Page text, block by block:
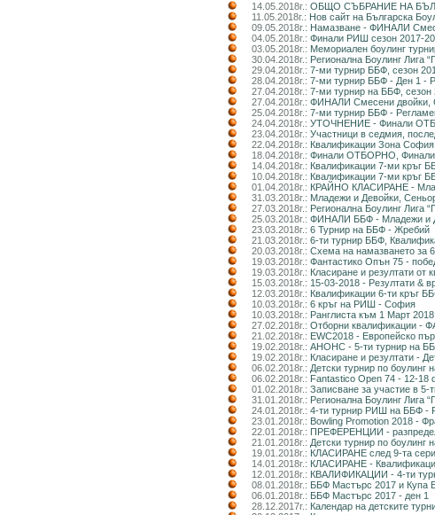
14.05.2018г.: ОБЩО СЪБРАНИЕ НА
11.05.2018г.: Нов сайт на Българска
09.05.2018г.: Намазване - ФИНАЛИ
04.05.2018г.: Финали РИШ сезон 2017-
03.05.2018г.: Мемориален боулинг
30.04.2018г.: Регионална Боулинг Лига
29.04.2018г.: 7-ми турнир ББФ, сезон
28.04.2018г.: 7-ми турнир ББФ - Ден 1 -
27.04.2018г.: 7-ми турнир на ББФ,
27.04.2018г.: ФИНАЛИ Смесени двойки,
25.04.2018г.: 7-ми турнир ББФ -
24.04.2018г.: УТОЧНЕНИЕ - Финали
23.04.2018г.: Участници в седмия,
22.04.2018г.: Квалификации Зона
18.04.2018г.: Финали ОТБОРНО,
14.04.2018г.: Квалификации 7-ми кръг
10.04.2018г.: Квалификации 7-ми
01.04.2018г.: КРАЙНО КЛАСИРАНЕ -
31.03.2018г.: Младежи и Девойки,
27.03.2018г.: Регионална Боулинг Лига
25.03.2018г.: ФИНАЛИ ББФ - Младежи и
23.03.2018г.: 6 Турнир на ББФ - Жребий
21.03.2018г.: 6-ти турнир ББФ,
20.03.2018г.: Схема на намазването за
19.03.2018г.: Фантастико Опън 75 -
19.03.2018г.: Класиране и резултати от
15.03.2018г.: 15-03-2018 - Резултати &
12.03.2018г.: Квалификации 6-ти
10.03.2018г.: 6 кръг на РИШ - София
10.03.2018г.: Ранглиста към 1 Март 2018
27.02.2018г.: Отборни квалификации -
21.02.2018г.: EWC2018 - Европейско
19.02.2018г.: АНОНС - 5-ти турнир на
19.02.2018г.: Класиране и резултати -
06.02.2018г.: Детски турнир по боулинг
06.02.2018г.: Fantastico Open 74 - 12-18
01.02.2018г.: Записване за участие в
31.01.2018г.: Регионална Боулинг Лига
24.01.2018г.: 4-ти турнир РИШ на ББФ
23.01.2018г.: Bowling Promotion 2018 -
22.01.2018г.: ПРЕФЕРЕНЦИИ -
21.01.2018г.: Детски турнир по боулинг
19.01.2018г.: КЛАСИРАНЕ след 9-та
14.01.2018г.: КЛАСИРАНЕ -
12.01.2018г.: КВАЛИФИКАЦИИ - 4-ти
08.01.2018г.: ББФ Мастърс 2017 и Купа
06.01.2018г.: ББФ Мастърс 2017 - ден 1
28.12.2017г.: Календар на детските